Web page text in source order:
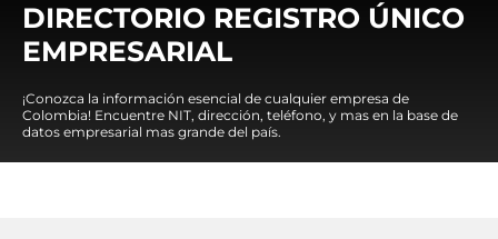
DIRECTORIO REGISTRO ÚNICO
EMPRESARIAL
¡Conozca la información esencial de cualquier empresa de
Colombia! Encuentre NIT, dirección, teléfono, y mas en la base de
datos empresarial mas grande del país.